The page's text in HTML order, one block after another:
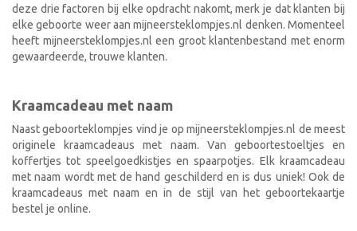
deze drie factoren bij elke opdracht nakomt, merk je dat klanten bij
elke geboorte weer aan mijneersteklompjes.nl denken. Momenteel
heeft mijneersteklompjes.nl een groot klantenbestand met enorm
gewaardeerde, trouwe klanten.
Kraamcadeau met naam
Naast geboorteklompjes vind je op mijneersteklompjes.nl de meest
originele kraamcadeaus met naam. Van geboortestoeltjes en
koffertjes tot speelgoedkistjes en spaarpotjes. Elk kraamcadeau
met naam wordt met de hand geschilderd en is dus uniek! Ook de
kraamcadeaus met naam en in de stijl van het geboortekaartje
bestel je online.